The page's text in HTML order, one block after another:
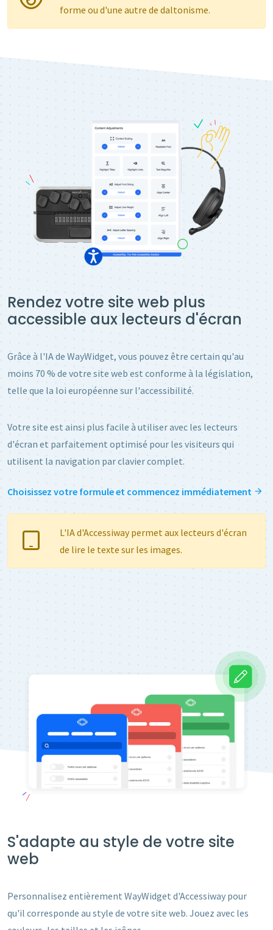
forme ou d'une autre de daltonisme.
Rendez votre site web plus
accessible aux lecteurs d'écran
Grâce à l'IA de WayWidget, vous pouvez être certain qu'au
moins 70 % de votre site web est conforme à la législation,
telle que la loi européenne sur l'accessibilité.
Votre site est ainsi plus facile à utiliser avec les lecteurs
d'écran et parfaitement optimisé pour les visiteurs qui
utilisent la navigation par clavier complet.
Choisissez votre formule et commencez immédiatement
L'IA d'Accessiway permet aux lecteurs d'écran
de lire le texte sur les images.
S'adapte au style de votre site
web
Personnalisez entièrement WayWidget d'Accessiway pour
qu'il corresponde au style de votre site web. Jouez avec les